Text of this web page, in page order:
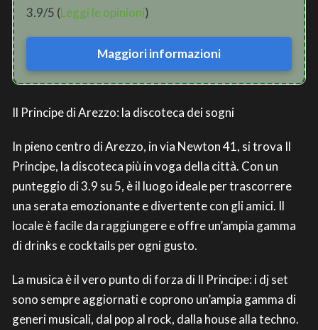
3.9/5 (Leggi le opinioni)
Maggiori informazioni
Il Principe di Arezzo: la discoteca dei sogni
In pieno centro di Arezzo, in via Newton 41, si trova Il
Principe, la discoteca più in voga della città. Con un
punteggio di 3.9 su 5, è il luogo ideale per trascorrere
una serata emozionante e divertente con gli amici. Il
locale è facile da raggiungere e offre un’ampia gamma
di drinks e cocktails per ogni gusto.
La musica è il vero punto di forza di Il Principe: i dj set
sono sempre aggiornati e coprono un’ampia gamma di
generi musicali, dal pop al rock, dalla house alla techno.